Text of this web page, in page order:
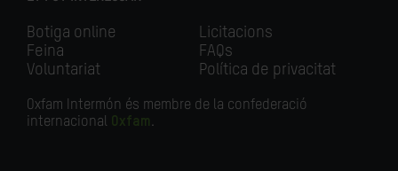
Botiga online
Feina
Voluntariat
Licitacions
FAQs
Política de privacitat
Oxfam Intermón és membre de la confederació
internacional Oxfam.